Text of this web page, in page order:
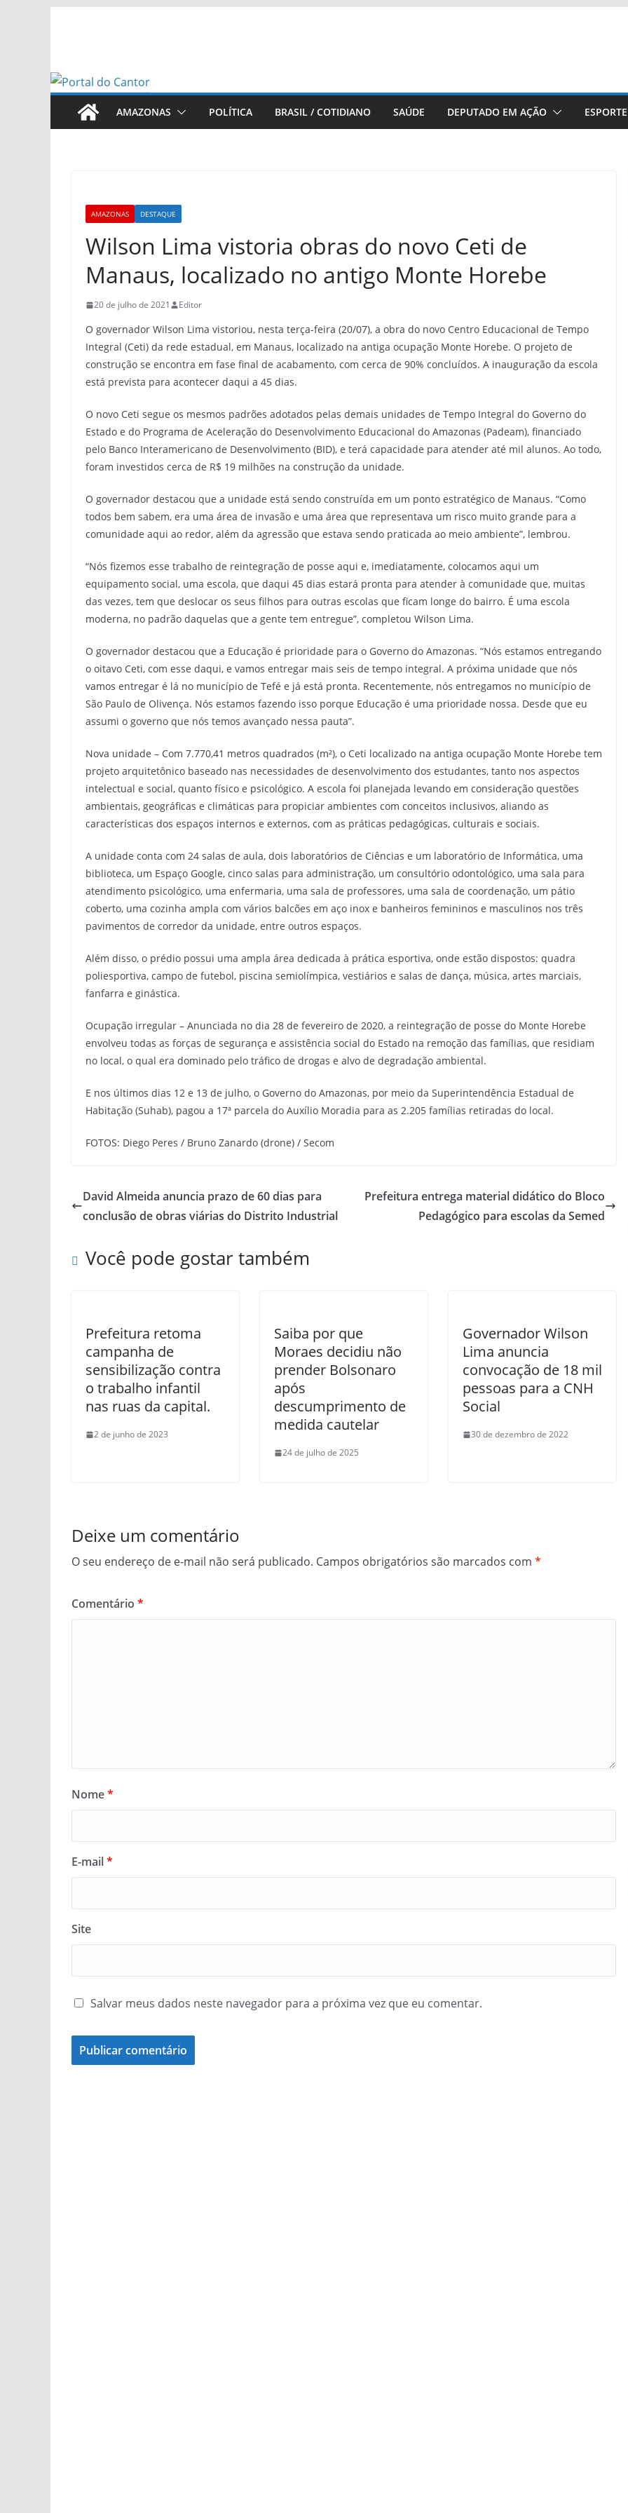
conteúdo
AMAZONAS POLÍTICA BRASIL / COTIDIANO SAÚDE DEPUTADO EM AÇÃO ESPORTE
AMAZONAS DESTAQUE
Wilson Lima vistoria obras do novo Ceti de
Manaus, localizado no antigo Monte Horebe
20 de julho de 2021 Editor
O governador Wilson Lima vistoriou, nesta terça-feira (20/07), a obra do novo Centro Educacional de Tempo
Integral (Ceti) da rede estadual, em Manaus, localizado na antiga ocupação Monte Horebe. O projeto de
construção se encontra em fase final de acabamento, com cerca de 90% concluídos. A inauguração da escola
está prevista para acontecer daqui a 45 dias.
O novo Ceti segue os mesmos padrões adotados pelas demais unidades de Tempo Integral do Governo do
Estado e do Programa de Aceleração do Desenvolvimento Educacional do Amazonas (Padeam), financiado
pelo Banco Interamericano de Desenvolvimento (BID), e terá capacidade para atender até mil alunos. Ao todo,
foram investidos cerca de R$ 19 milhões na construção da unidade.
O governador destacou que a unidade está sendo construída em um ponto estratégico de Manaus. “Como
todos bem sabem, era uma área de invasão e uma área que representava um risco muito grande para a
comunidade aqui ao redor, além da agressão que estava sendo praticada ao meio ambiente”, lembrou.
“Nós fizemos esse trabalho de reintegração de posse aqui e, imediatamente, colocamos aqui um
equipamento social, uma escola, que daqui 45 dias estará pronta para atender à comunidade que, muitas
das vezes, tem que deslocar os seus filhos para outras escolas que ficam longe do bairro. É uma escola
moderna, no padrão daquelas que a gente tem entregue”, completou Wilson Lima.
O governador destacou que a Educação é prioridade para o Governo do Amazonas. “Nós estamos entregando
o oitavo Ceti, com esse daqui, e vamos entregar mais seis de tempo integral. A próxima unidade que nós
vamos entregar é lá no município de Tefé e já está pronta. Recentemente, nós entregamos no município de
São Paulo de Olivença. Nós estamos fazendo isso porque Educação é uma prioridade nossa. Desde que eu
assumi o governo que nós temos avançado nessa pauta”.
Nova unidade – Com 7.770,41 metros quadrados (m²), o Ceti localizado na antiga ocupação Monte Horebe tem
projeto arquitetônico baseado nas necessidades de desenvolvimento dos estudantes, tanto nos aspectos
intelectual e social, quanto físico e psicológico. A escola foi planejada levando em consideração questões
ambientais, geográficas e climáticas para propiciar ambientes com conceitos inclusivos, aliando as
características dos espaços internos e externos, com as práticas pedagógicas, culturais e sociais.
A unidade conta com 24 salas de aula, dois laboratórios de Ciências e um laboratório de Informática, uma
biblioteca, um Espaço Google, cinco salas para administração, um consultório odontológico, uma sala para
atendimento psicológico, uma enfermaria, uma sala de professores, uma sala de coordenação, um pátio
coberto, uma cozinha ampla com vários balcões em aço inox e banheiros femininos e masculinos nos três
pavimentos de corredor da unidade, entre outros espaços.
Além disso, o prédio possui uma ampla área dedicada à prática esportiva, onde estão dispostos: quadra
poliesportiva, campo de futebol, piscina semiolímpica, vestiários e salas de dança, música, artes marciais,
fanfarra e ginástica.
Ocupação irregular – Anunciada no dia 28 de fevereiro de 2020, a reintegração de posse do Monte Horebe
envolveu todas as forças de segurança e assistência social do Estado na remoção das famílias, que residiam
no local, o qual era dominado pelo tráfico de drogas e alvo de degradação ambiental.
E nos últimos dias 12 e 13 de julho, o Governo do Amazonas, por meio da Superintendência Estadual de
Habitação (Suhab), pagou a 17ª parcela do Auxílio Moradia para as 2.205 famílias retiradas do local.
FOTOS: Diego Peres / Bruno Zanardo (drone) / Secom
David Almeida anuncia prazo de 60 dias para
conclusão de obras viárias do Distrito Industrial
Prefeitura entrega material didático do Bloco
Pedagógico para escolas da Semed
Você pode gostar também
Prefeitura retoma
campanha de
sensibilização contra
o trabalho infantil
nas ruas da capital.
2 de junho de 2023
Saiba por que
Moraes decidiu não
prender Bolsonaro
após
descumprimento de
medida cautelar
24 de julho de 2025
Governador Wilson
Lima anuncia
convocação de 18 mil
pessoas para a CNH
Social
30 de dezembro de 2022
Deixe um comentário
O seu endereço de e-mail não será publicado. Campos obrigatórios são marcados com *
Comentário *
Nome*
E-mail*
Site
Salvar meus dados neste navegador para a próxima vez que eu comentar.